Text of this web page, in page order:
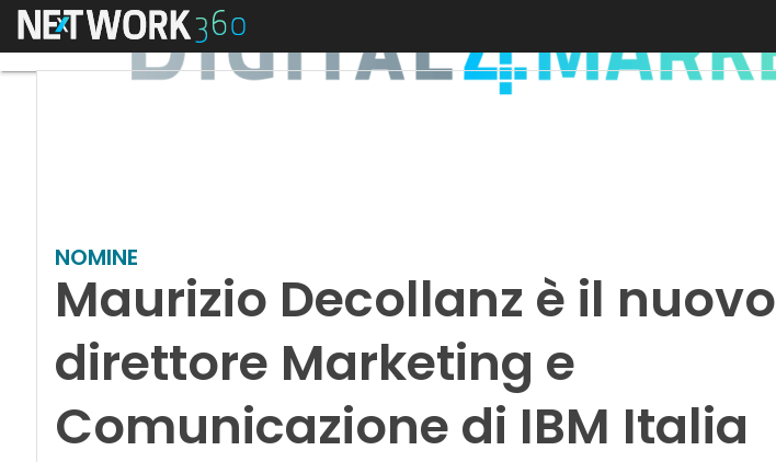
Menu
NOMINE
Maurizio Decollanz è il nuovo
direttore Marketing e
Comunicazione di IBM Italia